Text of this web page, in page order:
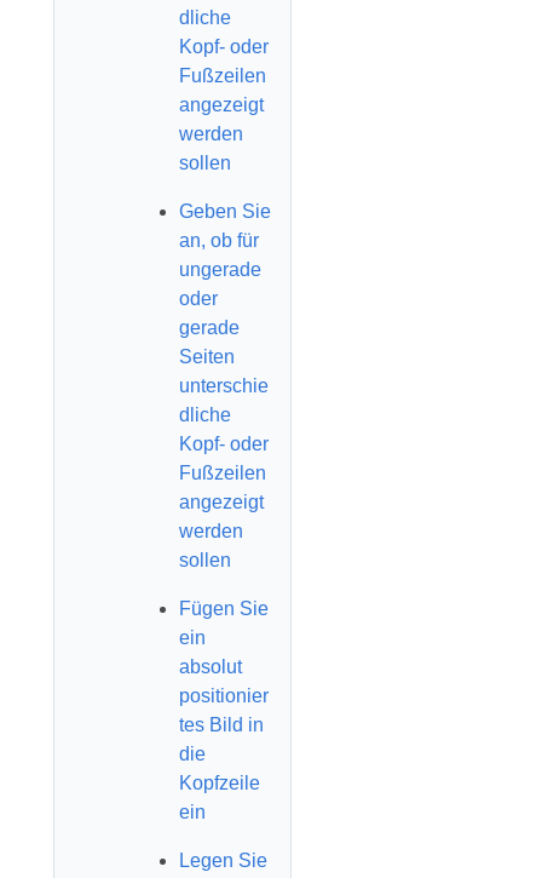
dliche
Kopf- oder
Fußzeilen
angezeigt
werden
sollen
Geben Sie
an, ob für
ungerade
oder
gerade
Seiten
unterschie
dliche
Kopf- oder
Fußzeilen
angezeigt
werden
sollen
Fügen Sie
ein
absolut
positionier
tes Bild in
die
Kopfzeile
ein
Legen Sie